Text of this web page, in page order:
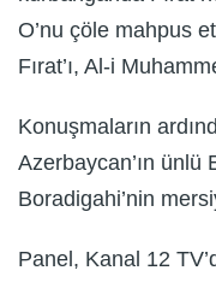
O’nu çöle mahpus
Fırat’ı, Al-i
Konuşmaların
Azerbaycan’ın ünlü
Boradigahi’nin
Panel, Kanal 12